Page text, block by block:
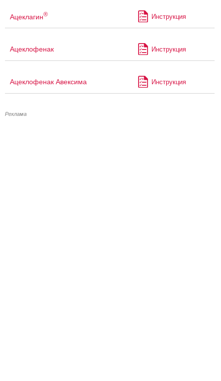
Ацеклагин® Инструкция
Ацеклофенак Инструкция
Ацеклофенак Авексима Инструкция
Реклама